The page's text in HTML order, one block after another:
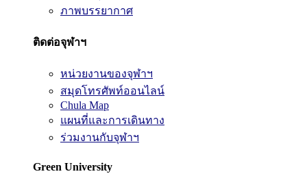
ภาพบรรยากาศ
ติดต่อจุฬาฯ
หน่วยงานของจุฬาฯ
สมุดโทรศัพท์ออนไลน์
Chula Map
แผนที่และการเดินทาง
ร่วมงานกับจุฬาฯ
Green University